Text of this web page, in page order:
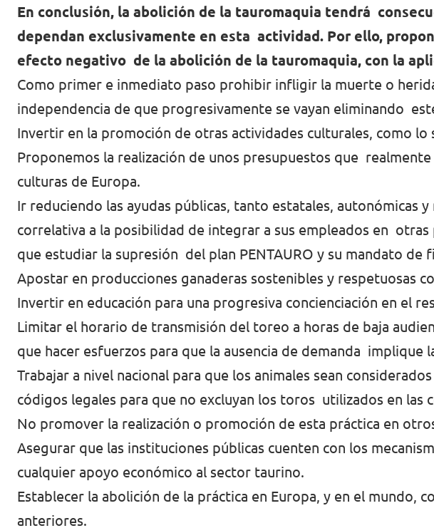
En conclusión, la abolición de la tauromaquia tendrá
dependan exclusivamente en esta actividad. Por ello,
efecto negativo de la abolición de la tauromaquia, con la
Como primer e inmediato paso prohibir infligir la muerte o
independencia de que progresivamente se vayan eliminando
Invertir en la promoción de otras actividades culturales, como lo
Proponemos la realización de unos presupuestos que
culturas de Europa.
Ir reduciendo las ayudas públicas, tanto estatales, autonómicas
correlativa a la posibilidad de integrar a sus empleados en
que estudiar la supresión del plan PENTAURO y su mandato de
Apostar en producciones ganaderas sostenibles y respetuosas
Invertir en educación para una progresiva concienciación en el
Limitar el horario de transmisión del toreo a horas de baja
que hacer esfuerzos para que la ausencia de demanda implique
Trabajar a nivel nacional para que los animales sean
códigos legales para que no excluyan los toros utilizados en las
No promover la realización o promoción de esta práctica en
Asegurar que las instituciones públicas cuenten con los
cualquier apoyo económico al sector taurino.
Establecer la abolición de la práctica en Europa, y en el mundo,
anteriores.